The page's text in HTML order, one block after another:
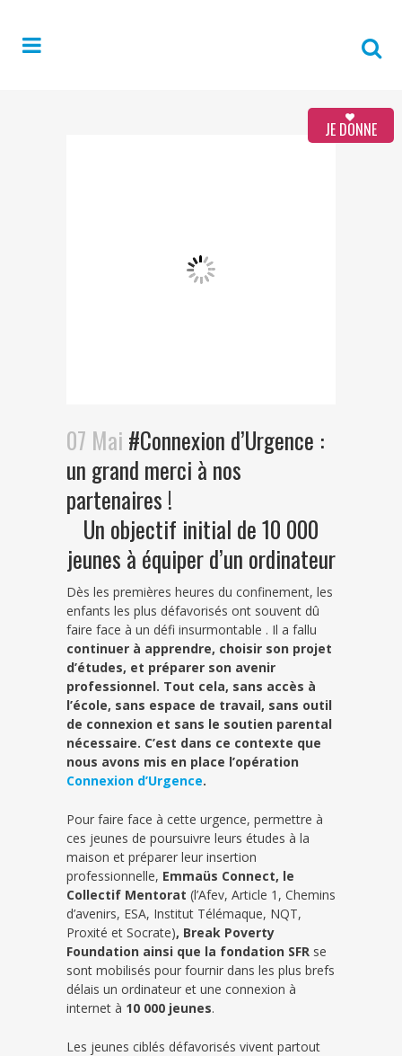
JE DONNE
07 Mai #Connexion d’Urgence :
un grand merci à nos
partenaires !
Un objectif initial de 10 000
jeunes à équiper d’un ordinateur
Dès les premières heures du confinement, les
enfants les plus défavorisés ont souvent dû
faire face à un défi insurmontable . Il a fallu
continuer à apprendre, choisir son projet
d’études, et préparer son avenir
professionnel. Tout cela, sans accès à
l’école, sans espace de travail, sans outil
de connexion et sans le soutien parental
nécessaire. C’est dans ce contexte que
nous avons mis en place l’opération
Connexion d’Urgence.
Pour faire face à cette urgence, permettre à
ces jeunes de poursuivre leurs études à la
maison et préparer leur insertion
professionnelle, Emmaüs Connect, le
Collectif Mentorat (l’Afev, Article 1, Chemins
d’avenirs, ESA, Institut Télémaque, NQT,
Proxité et Socrate), Break Poverty
Foundation ainsi que la fondation SFR se
sont mobilisés pour fournir dans les plus brefs
délais un ordinateur et une connexion à
internet à 10 000 jeunes.
Les jeunes ciblés défavorisés vivent partout